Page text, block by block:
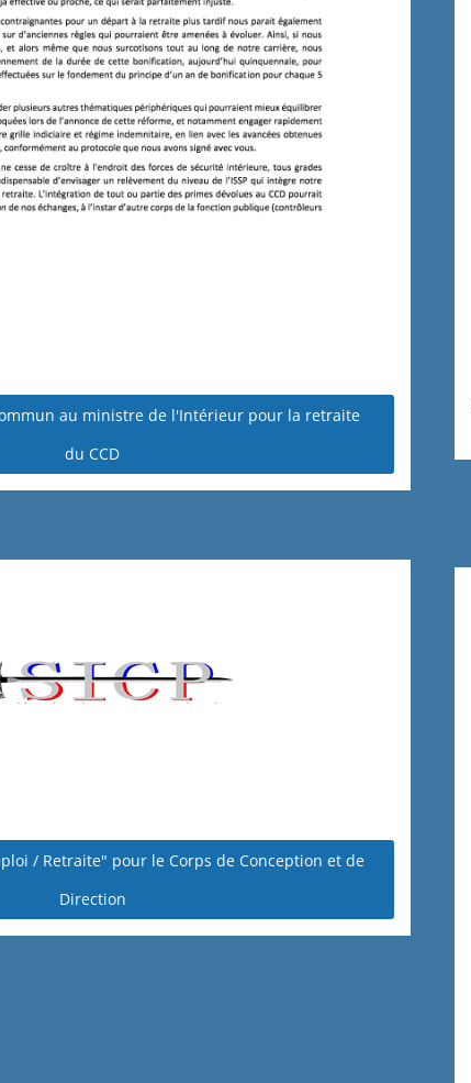
au ministre de l'Intérieur pour la retraite
du CCD
/ Retraite" pour le Corps de Conception et de
Direction